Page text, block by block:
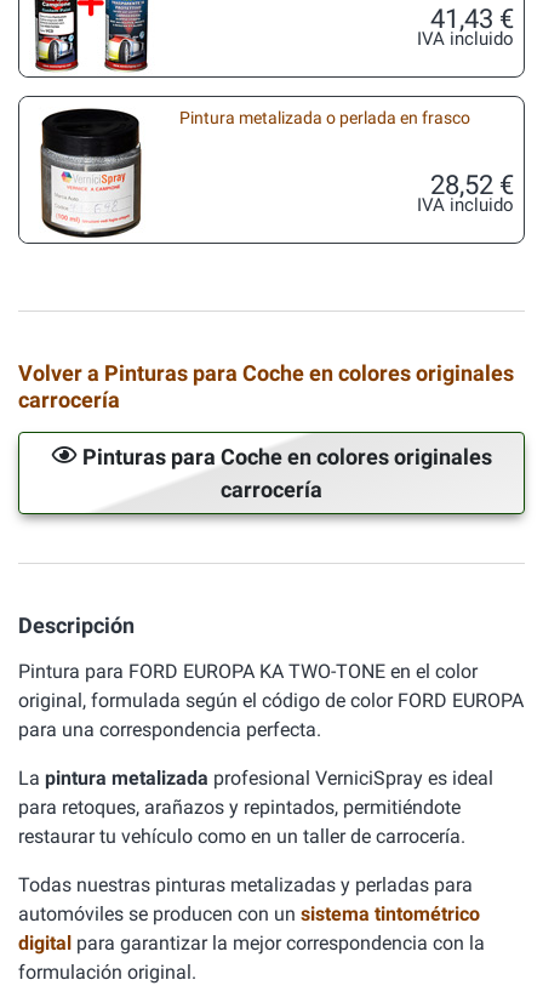
41,43 €
IVA incluido
Pintura metalizada o perlada en frasco
28,52 €
IVA incluido
Volver a Pinturas para Coche en colores originales
carrocería
Pinturas para Coche en colores originales
carrocería
Descripción
Pintura para FORD EUROPA KA TWO-TONE en el color
original, formulada según el código de color FORD EUROPA
para una correspondencia perfecta.
La pintura metalizada profesional VerniciSpray es ideal
para retoques, arañazos y repintados, permitiéndote
restaurar tu vehículo como en un taller de carrocería.
Todas nuestras pinturas metalizadas y perladas para
automóviles se producen con un sistema tintométrico
digital para garantizar la mejor correspondencia con la
formulación original.